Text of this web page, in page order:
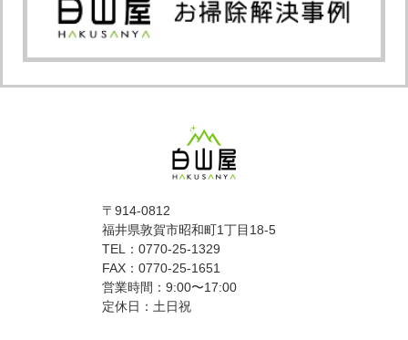
〒914-0812
福井県敦賀市昭和町1丁目18-5
TEL：0770-25-1329
FAX：0770-25-1651
営業時間：9:00〜17:00
定休日：土日祝